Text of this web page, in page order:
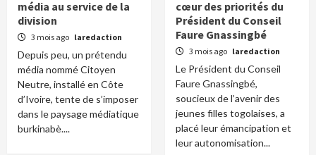
média au service de la
division
3 mois ago laredaction
Depuis peu, un prétendu
média nommé Citoyen
Neutre, installé en Côte
d’Ivoire, tente de s’imposer
dans le paysage médiatique
burkinabè....
cœur des priorités du
Président du Conseil
Faure Gnassingbé
3 mois ago laredaction
Le Président du Conseil
Faure Gnassingbé,
soucieux de l’avenir des
jeunes filles togolaises, a
placé leur émancipation et
leur autonomisation...